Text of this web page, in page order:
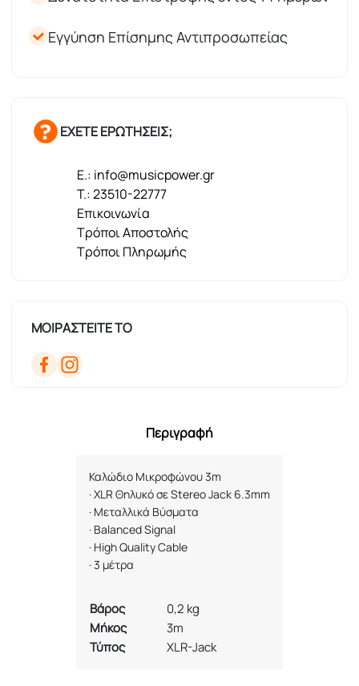
Εγγύηση Επίσημης Αντιπροσωπείας
ΕΧΕΤΕ ΕΡΩΤΗΣΕΙΣ;
E.: info@musicpower.gr
T.: 23510-22777
Επικοινωνία
Τρόποι Αποστολής
Τρόποι Πληρωμής
ΜΟΙΡΑΣΤΕΙΤΕ ΤΟ
Περιγραφή
Καλώδιο Μικροφώνου 3m
·XLR ΘηλυκόσεStereo Jack 6.3mm
· Μεταλλικά Βύσματα
· Balanced Signal
· High Quality Cable
·3 μέτρα
Βάρος
0,2 kg
Μήκος
3m
Τύπος
XLR-Jack